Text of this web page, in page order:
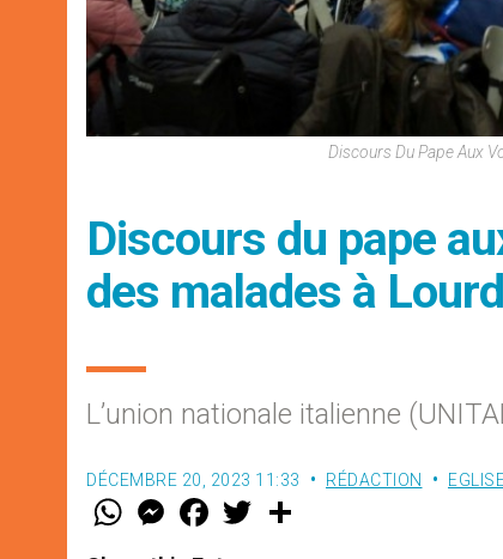
Discours Du Pape Aux
Discours du pape
des malades à
L’union nationale italienne
DÉCEMBRE 20, 2023 11:33 RÉDACTION
W M
e
F
a w